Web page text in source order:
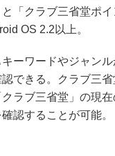
「クラブ三省堂ポ
OS 2.2以上。
ーワードやジャン
できる。クラブ三
ラブ三省堂」の現在
認することが可能。